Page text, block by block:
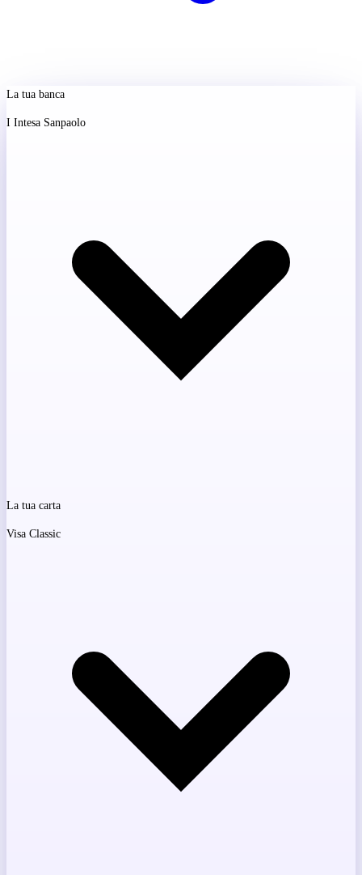
La tua banca
I Intesa Sanpaolo
La tua carta
Visa Classic